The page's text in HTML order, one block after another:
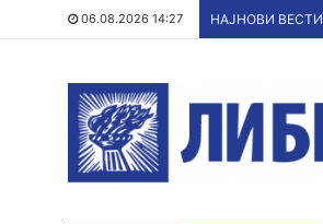
06.08.2026 14:27 НАЈНОВИ ВЕСТИ